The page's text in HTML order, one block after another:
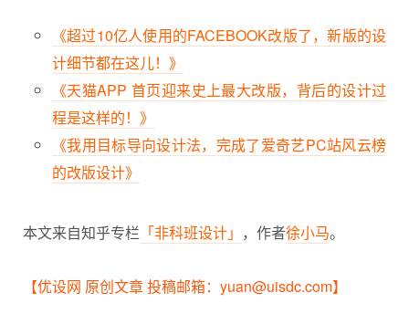
《超过10亿人使用的FACEBOOK改版了，新版的设
计细节都在这儿！》
《天猫APP 首页迎来史上最大改版，背后的设计过
程是这样的！》
《我用目标导向设计法，完成了爱奇艺PC站风云榜
的改版设计》
本文来自知乎专栏 「非科班设计」 ，作者徐小马。
【优设网 原创文章 投稿邮箱：yuan@uisdc.com】